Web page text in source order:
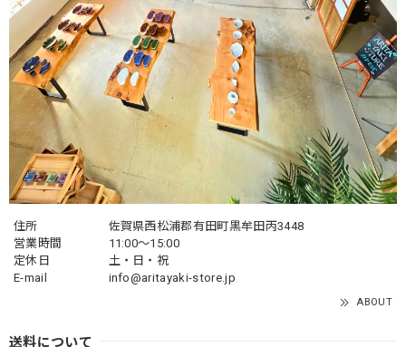
住所
佐賀県西松浦郡有田町黒牟田丙3448
営業時間
11:00～15:00
定休日
土・日・祝
E-mail
info@aritayaki-store.jp
ABOUT
送料について